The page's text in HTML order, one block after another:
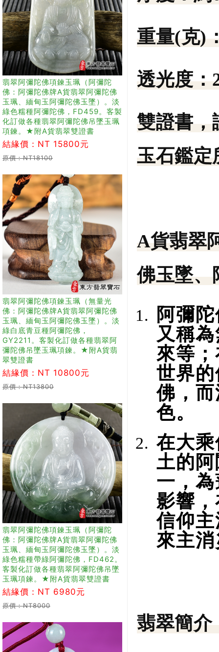
翡翠阿彌陀佛項鍊玉珮（阿彌陀
佛：阿彌陀佛牌A貨翡翠阿彌陀佛
玉珮、緬甸玉阿彌陀佛玉墜）。淡
綠色糯種阿彌陀佛，FD459。客製
化訂做各種翡翠阿彌陀佛吊墜玉珮
項鍊。★附A貨翡翠雙證書
結緣價：NT 15800元
原價：NT18100
翡翠阿彌陀佛項鍊玉珮（無量光
佛：阿彌陀佛牌A貨翡翠阿彌陀佛
玉珮、緬甸玉阿彌陀佛玉墜）。淡
綠白底青豆種阿彌陀佛，
GY2211。客製化訂做各種翡翠阿
彌陀佛吊墜玉珮項鍊。★附A貨翡
翠雙證書
結緣價：NT 10800元
原價：NT13800
翡翠阿彌陀佛項鍊玉珮（阿彌陀
佛：阿彌陀佛牌A貨翡翠阿彌陀佛
玉珮、緬甸玉阿彌陀佛玉墜）。淡
綠色糯種帶綠阿彌陀佛，FD462。
客製化訂做各種翡翠阿彌陀佛吊墜
玉珮項鍊。★附A貨翡翠雙證書
結緣價：NT 6980元
原價：NT8000
重量(克)
透光度：
雙證書，
玉石鑑定
A貨翡翠
佛玉墜、
阿彌
又稱
來等
世界
佛，
色。
在大
土的
一，
影響
信仰
來主
翡翠簡介